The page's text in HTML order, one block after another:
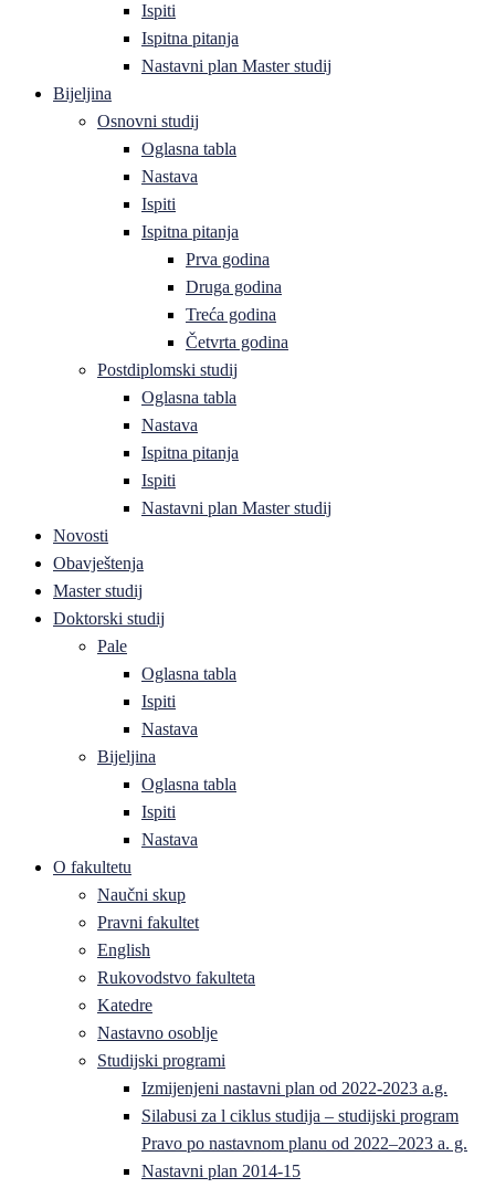
Ispiti
Ispitna pitanja
Nastavni plan Master studij
Bijeljina
Osnovni studij
Oglasna tabla
Nastava
Ispiti
Ispitna pitanja
Prva godina
Druga godina
Treća godina
Četvrta godina
Postdiplomski studij
Oglasna tabla
Nastava
Ispitna pitanja
Ispiti
Nastavni plan Master studij
Novosti
Obavještenja
Master studij
Doktorski studij
Pale
Oglasna tabla
Ispiti
Nastava
Bijeljina
Oglasna tabla
Ispiti
Nastava
O fakultetu
Naučni skup
Pravni fakultet
English
Rukovodstvo fakulteta
Katedre
Nastavno osoblje
Studijski programi
Izmijenjeni nastavni plan od 2022-2023 a.g.
Silabusi za l ciklus studija – studijski program
Pravo po nastavnom planu od 2022–2023 a. g.
Nastavni plan 2014-15